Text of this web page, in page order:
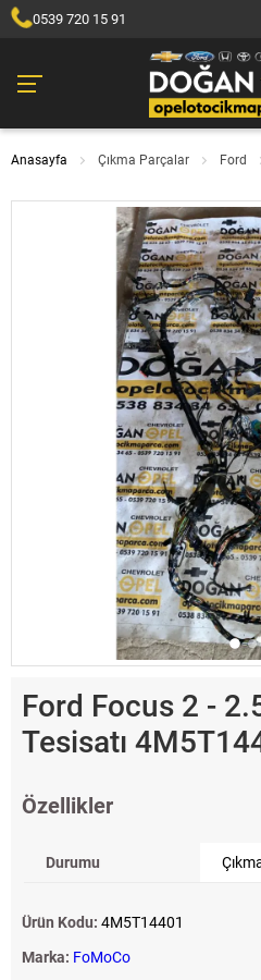
0539 720 15 91
Anasayfa Çıkma Parçalar Ford
Ford Focus 2 -
Tesisatı
Özellikler
Durumu
Ürün Kodu: 4M5T14401
Marka: FoMoCo